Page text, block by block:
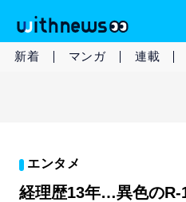
新着 マンガ 連載
エンタメ
経理歴13年…異色の